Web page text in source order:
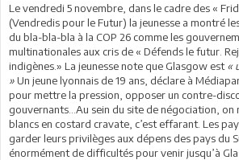
Le vendredi 5 novembre, dans le cadre des «
(Vendredis pour le Futur) la jeunesse a montré
du bla-bla-bla à la COP 26 comme les
multinationales aux cris de « Défends le futur.
indigènes.» La jeunesse note que Glasgow est«
»Un jeune lyonnais de 19 ans, déclare à
pour mettre la pression, opposer un contre-
gouvernants…Au sein du site de négociation, on
blancs en costard cravate, c’est effarant. Les
garder leurs privilèges aux dépens des pays du
énormément de difficultés pour venir jusqu’à